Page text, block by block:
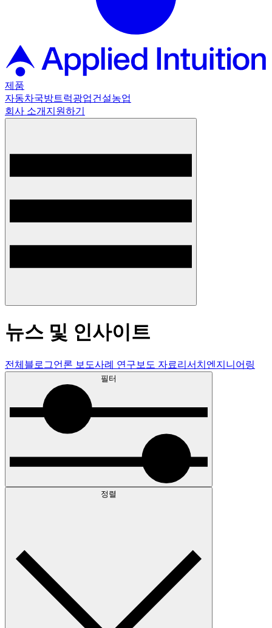
제품
자동차국방트럭광업건설농업
회사 소개 지원하기
뉴스 및 인사이트
전체 블로그언론 보도사례 연구 보도 자료리서치 엔지니어링
필터
정렬